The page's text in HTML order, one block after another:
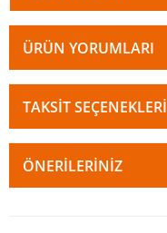
ÜRÜN YORUMLARI
TAKSIT SEÇENEKLERI
ÖNERILERINIZ